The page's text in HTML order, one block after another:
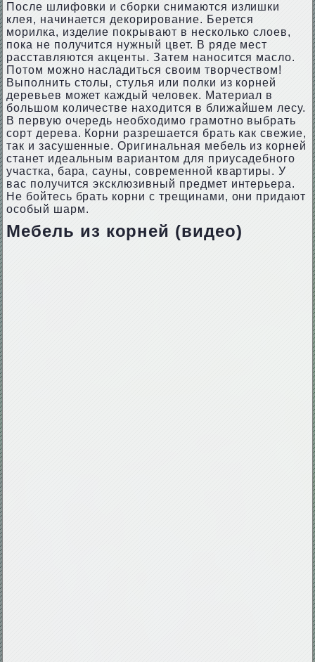
После шлифовки и сборки снимаются излишки
клея, начинается декорирование. Берется
морилка, изделие покрывают в несколько слоев,
пока не получится нужный цвет. В ряде мест
расставляются акценты. Затем наносится масло.
Потом можно насладиться своим творчеством!
Выполнить столы, стулья или полки из корней
деревьев может каждый человек. Материал в
большом количестве находится в ближайшем лесу.
В первую очередь необходимо грамотно выбрать
сорт дерева. Корни разрешается брать как свежие,
так и засушенные. Оригинальная мебель из корней
станет идеальным вариантом для приусадебного
участка, бара, сауны, современной квартиры. У
вас получится эксклюзивный предмет интерьера.
Не бойтесь брать корни с трещинами, они придают
особый шарм.
Мебель из корней (видео)